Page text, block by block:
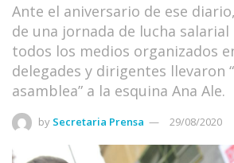
Ante el aniversario de ese
de una jornada de lucha
todos los medios organizados
delegades y dirigentes llevaron
asamblea” a la esquina Ana Ale.
by Secretaria Prensa 29/08/2020